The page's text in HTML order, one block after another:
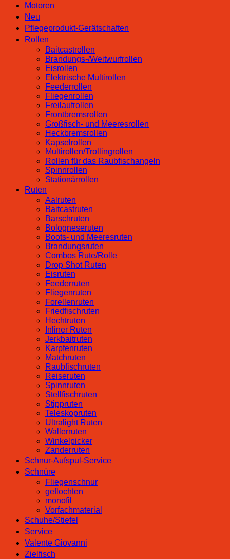
Motoren
Neu
Pflegeprodukt-Gerätschaften
Rollen
Baitcastrollen
Brandungs-/Weitwurfrollen
Eisrollen
Elektrische Multirollen
Feederrollen
Fliegenrollen
Freilaufrollen
Frontbremsrollen
Großfisch- und Meeresrollen
Heckbremsrollen
Kapselrollen
Multirollen/Trollingrollen
Rollen für das Raubfischangeln
Spinnrollen
Stationärrollen
Ruten
Aalruten
Baitcastruten
Barschruten
Bologneseruten
Boots- und Meeresruten
Brandungsruten
Combos Rute/Rolle
Drop Shot Ruten
Eisruten
Feederruten
Fliegenruten
Forellenruten
Friedfischruten
Hechtruten
Inliner Ruten
Jerkbaitruten
Karpfenruten
Matchruten
Raubfischruten
Reiseruten
Spinnruten
Stellfischruten
Stippruten
Teleskopruten
Ultralight Ruten
Wallerruten
Winkelpicker
Zanderruten
Schnur-Aufspul-Service
Schnüre
Fliegenschnur
geflochten
monofil
Vorfachmaterial
Schuhe/Stiefel
Service
Valente Giovanni
Zielfisch